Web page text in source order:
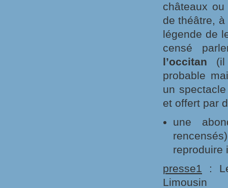
châteaux
de théâtre,
légende de
censé
l’occitan (il
probable
un
et offert par
une
reproduire
presse1 :
Limousin